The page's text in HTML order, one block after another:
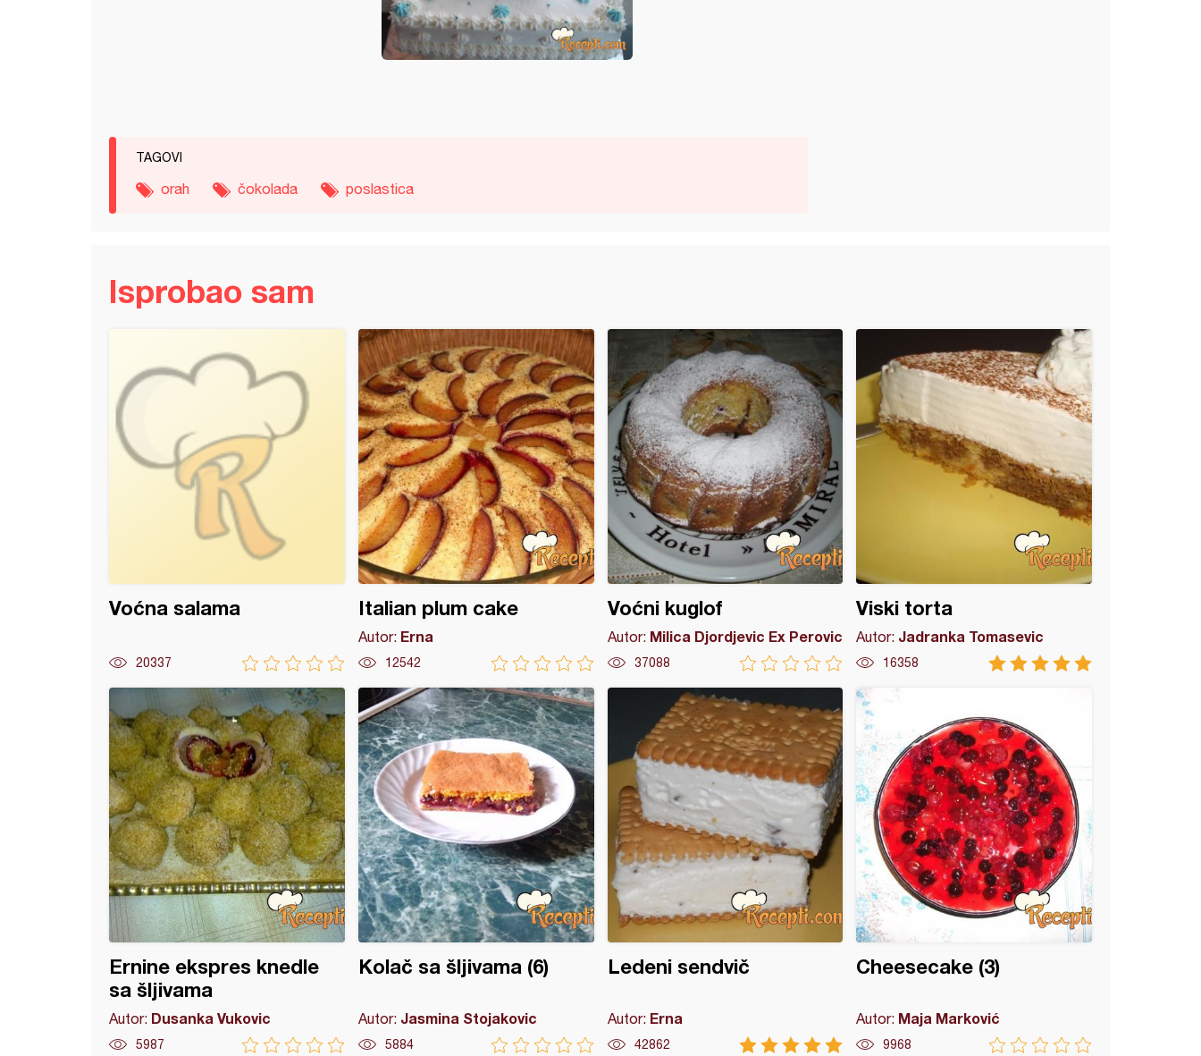
TAGOVI
orah čokolada poslastica
Isprobao sam
Voćna salama
20337
Italian plum cake
Autor: Erna
12542
Voćni kuglof
Autor: Milica Djordjevic Ex Perovic
37088
Viski torta
Autor: Jadranka Tomasevic
16358
Ernine ekspres knedle
sa šljivama
Autor: Dusanka Vukovic
5987
Kolač sa šljivama (6)
Autor: Jasmina Stojakovic
5884
Ledeni sendvič
Autor: Erna
42862
Cheesecake (3)
Autor: Maja Marković
9968